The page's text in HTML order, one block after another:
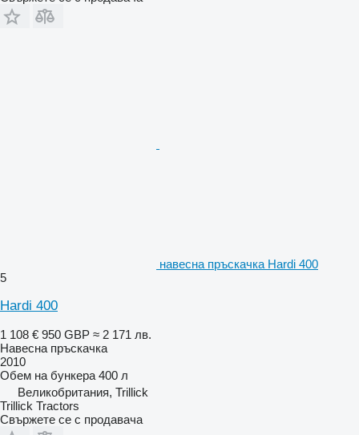
навесна пръскачка Hardi 400
5
Hardi 400
1 108 € 950 GBP ≈ 2 171 лв.
Навесна пръскачка
2010
Обем на бункера 400 л
Великобритания, Trillick
Trillick Tractors
Свържете се с продавача